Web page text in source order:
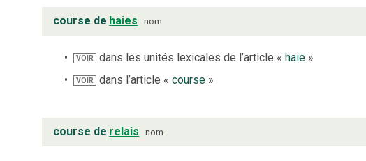
course de haies nom
VOIR dans les unités lexicales de l’article «haie »
VOIR dans l’article «course »
course de relais nom